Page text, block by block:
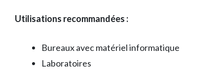
Utilisations recommandées :
Bureaux avec matériel informatique
Laboratoires